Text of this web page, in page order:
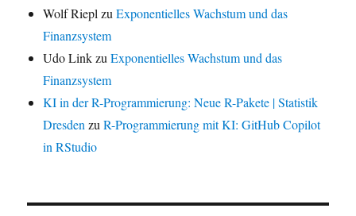
Wolf Riepl zuExponentielles Wachstum und das
Finanzsystem
Udo LinkzuExponentielles Wachstum und das
Finanzsystem
KI in der R-Programmierung: Neue R-Pakete | Statistik
Dresden zuR-Programmierung mit KI: GitHub Copilot
in RStudio